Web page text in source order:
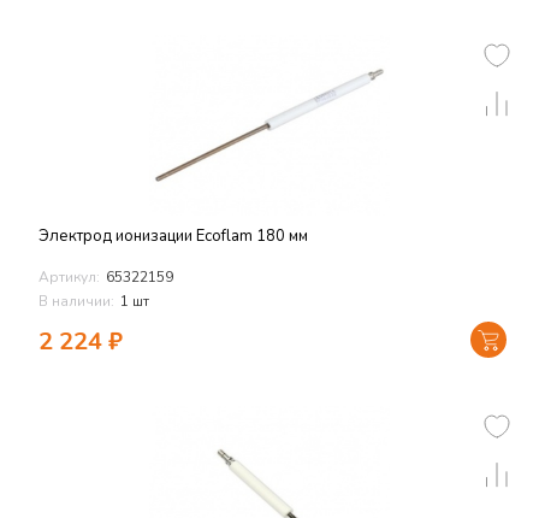
Электрод ионизации Ecoflam 180 мм
Артикул: 65322159
В наличии: 1 шт
2 224₽